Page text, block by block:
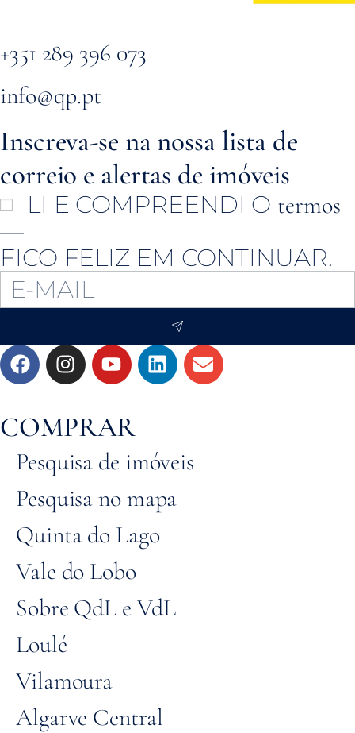
+351 289 396 073
info@qp.pt
Inscreva-se na nossa lista de
correio e alertas de imóveis
LI E COMPREENDI O termos
—
FICO FELIZ EM CONTINUAR.
COMPRAR
Pesquisa de imóveis
Pesquisa no mapa
Quinta do Lago
Vale do Lobo
Sobre QdL e VdL
Loulé
Vilamoura
Algarve Central